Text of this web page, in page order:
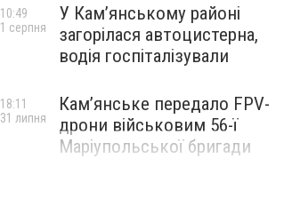
У Кам’янському районі
загорілася автоцистерна,
водія госпіталізували
10:49
1 серпня
Кам’янське передало FPV-
дрони військовим 56-ї
Маріупольської бригади
18:11
31 липня